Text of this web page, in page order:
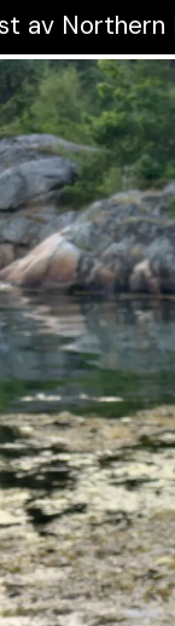
av Northern